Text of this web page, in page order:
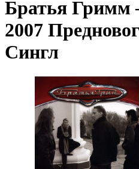
Братья Гримм
2007
Сингл